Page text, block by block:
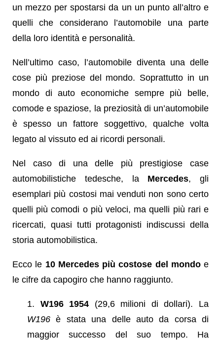
un mezzo per spostarsi da un un punto all’altro e
quelli che considerano l’automobile una parte
della loro identità e personalità.
Nell’ultimo caso, l’automobile diventa una delle
cose più preziose del mondo. Soprattutto in un
mondo di auto economiche sempre più belle,
comode e spaziose, la preziosità di un’automobile
è spesso un fattore soggettivo, qualche volta
legato al vissuto ed ai ricordi personali.
Nel caso di una delle più prestigiose case
automobilistiche tedesche, la Mercedes, gli
esemplari più costosi mai venduti non sono certo
quelli più comodi o più veloci, ma quelli più rari e
ricercati, quasi tutti protagonisti indiscussi della
storia automobilistica.
Ecco le 10 Mercedes più costose del mondoe
le cifre da capogiro che hanno raggiunto.
W196 1954 (29,6 milioni di dollari). La
W196 è stata una delle auto da corsa di
maggior successo del suo tempo. Ha